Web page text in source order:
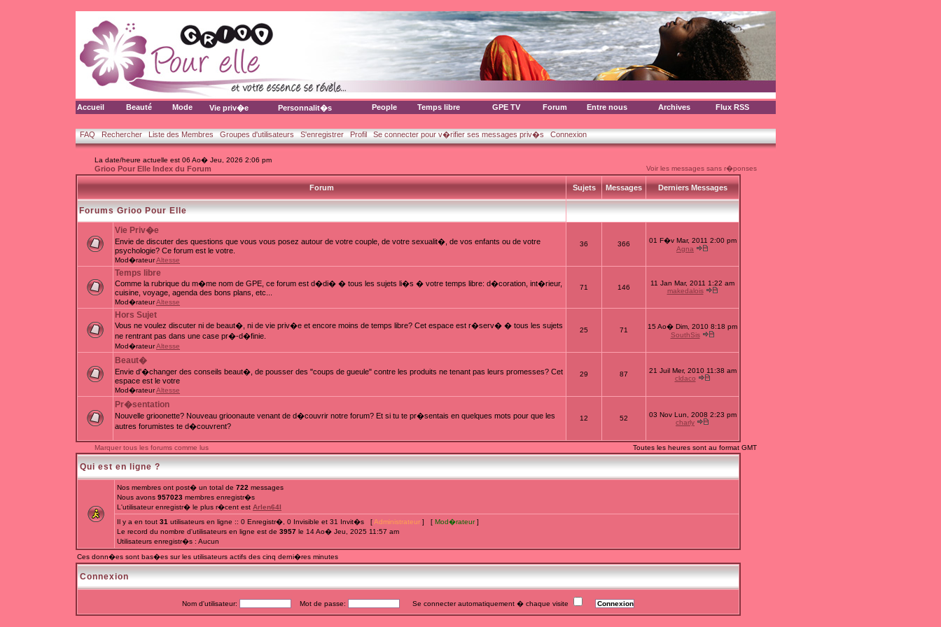
Accueil Beauté Mode Vie priv�e Personnalit�s People Temps libre GPE TV Forum Entre nous Archives Flux RSS
FAQ Rechercher Liste des Membres Groupes d'utilisateurs S'enregistrer Profil Se connecter pour v�rifier ses messages priv�s Connexion
La date/heure actuelle est 06 Ao� Jeu, 2026 2:06 pm
Grioo Pour Elle Index du Forum Voir les messages sans r�ponses
Forum Sujets Messages Derniers Messages
Forums Grioo Pour Elle
Vie Priv�e
Envie de discuter des questions que vous vous posez autour de votre couple, de votre sexualit�, de vos enfants ou de votre
psychologie? Ce forum est le votre.
Mod�rateurAltesse
36 366
01 F�v Mar, 2011 2:00 pm
Agna
Temps libre
Comme la rubrique du m�me nom de GPE, ce forum est d�di� � tous les sujets li�s � votre temps libre: d�coration, int�rieur,
cuisine, voyage, agenda des bons plans, etc...
Mod�rateurAltesse
71 146
11 Jan Mar, 2011 1:22 am
makedalois
Hors Sujet
Vous ne voulez discuter ni de beaut�, ni de vie priv�e et encore moins de temps libre? Cet espace est r�serv� � tous les sujets
ne rentrant pas dans une case pr�-d�finie.
Mod�rateurAltesse
25 71
15 Ao� Dim, 2010 8:18 pm
SouthSis
Beaut�
Envie d'�changer des conseils beaut�, de pousser des "coups de gueule" contre les produits ne tenant pas leurs promesses? Cet
espace est le votre
Mod�rateurAltesse
29 87
21 Juil Mer, 2010 11:38 am
cldaco
Pr�sentation
Nouvelle grioonette? Nouveau grioonaute venant de d�couvrir notre forum? Et si tu te pr�sentais en quelques mots pour que les
autres forumistes te d�couvrent?
12 52
03 Nov Lun, 2008 2:23 pm
charly
Marquer tous les forums comme lus Toutes les heures sont au format GMT
Qui est en ligne ?
Nos membres ont post� un total de 722 messages
Nous avons 957023 membres enregistr�s
L'utilisateur enregistr� le plus r�cent est Arlen64I
Il y a en tout 31 utilisateurs en ligne :: 0 Enregistr�, 0 Invisible et 31 Invit�s [ Administrateur ] [ Mod�rateur]
Le record du nombre d'utilisateurs en ligne est de 3957 le 14 Ao� Jeu, 2025 11:57 am
Utilisateurs enregistr�s : Aucun
Ces donn�es sont bas�es sur les utilisateurs actifs des cinq derni�res minutes
Connexion
Nom d'utilisateur: Mot de passe: Se connecter automatiquement � chaque visite